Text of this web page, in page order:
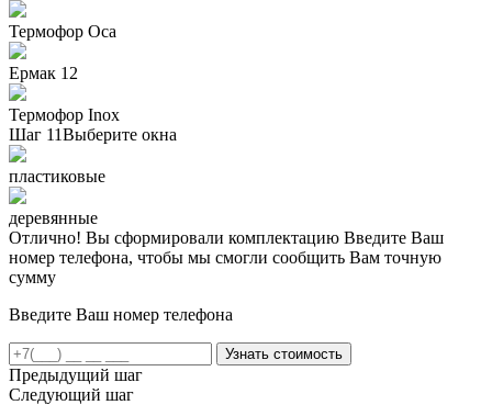
Термофор Oса
Ермак 12
Термофор Inox
Шаг 11Выберите окна
пластиковые
деревянные
Отлично! Вы сформировали комплектацию Введите Ваш
номер телефона, чтобы мы смогли сообщить Вам точную
сумму
Введите Ваш номер телефона
Предыдущий шаг
Следующий шаг